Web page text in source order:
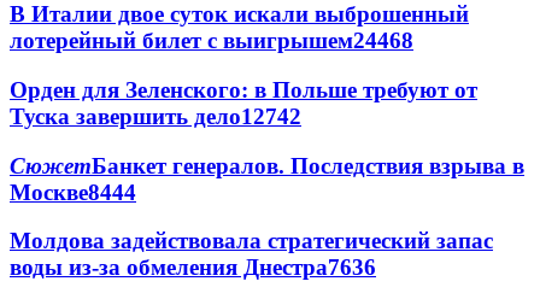
В Италии двое суток искали выброшенный
лотерейный билет с выигрышем24468
Орден для Зеленского: в Польше требуют от
Туска завершить дело12742
СюжетБанкет генералов. Последствия взрыва в
Москве8444
Молдова задействовала стратегический запас
воды из-за обмеления Днестра7636